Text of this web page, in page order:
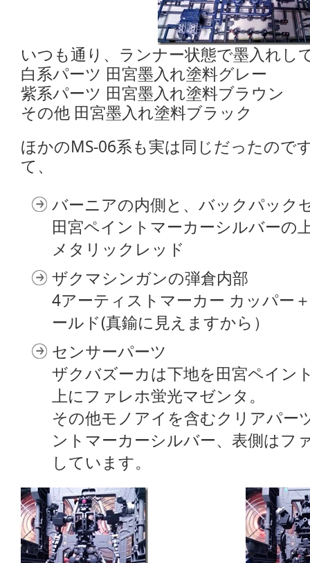
いつも通り、ランナー状態で墨入れし
白系パーツ 田宮墨入れ塗料グレー
紫系パーツ 田宮墨入れ塗料ブラウン
その他 田宮墨入れ塗料ブラック
ほかのMS-06系も実は同じだったので
て、
バーニアの内側と、バックパック
田宮ペイントマーカーシルバーの
メタリックレッド
ザクマシンガンの弾倉内部
4アーティストマーカー カッパー
ールド(真鍮に見えますから）
センサーパーツ
ザクバズーカは下地を田宮ペイン
上にファレホ蛍光マゼンタ。
その他モノアイを含むクリアパー
ントマーカーシルバー、表側はフ
しています。